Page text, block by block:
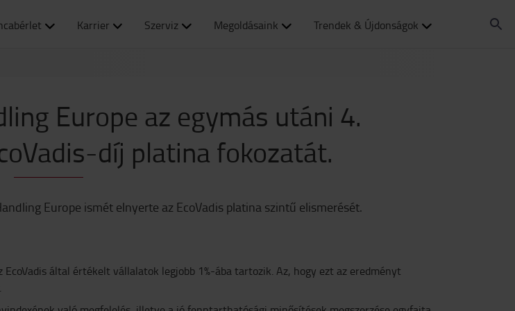
Karrier Szerviz Megoldásaink Trendek & Újdonságok
Europe az egymás utáni 4.
díj platina fokozatát.
Europe ismét elnyerte az EcoVadis platina szintű elismerését.
által értékelt vállalatok legjobb 1%-ába tartozik. Az, hogy ezt az eredményt